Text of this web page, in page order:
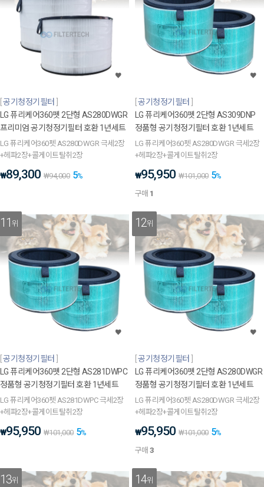
공기청정기필터
LG 퓨리케어360펫 2단형 AS280DWGR
프리미엄 공기청정기필터 호환 1년세트
LG 퓨리케어360펫 AS280DWGR 극세2장
+헤파2장+콜게이트탈취2장
₩89,300 ₩94,000 5%
공기청정기필터
LG 퓨리케어360펫 2단형 AS309DNP
정품형 공기청정기필터 호환 1년세트
LG 퓨리케어360펫 AS280DWGR 극세2장
+헤파2장+콜게이트탈취2장
₩95,950 ₩101,000 5%
구매 1
11위
공기청정기필터
LG 퓨리케어360펫 2단형 AS281DWPC
정품형 공기청정기필터 호환 1년세트
LG 퓨리케어360펫 AS281DWPC 극세2장
+헤파2장+콜게이트탈취2장
₩95,950 ₩101,000 5%
12위
공기청정기필터
LG 퓨리케어360펫 2단형 AS280DWGR
정품형 공기청정기필터 호환 1년세트
LG 퓨리케어360펫 AS280DWGR 극세2장
+헤파2장+콜게이트탈취2장
₩95,950 ₩101,000 5%
구매3
13위 14위